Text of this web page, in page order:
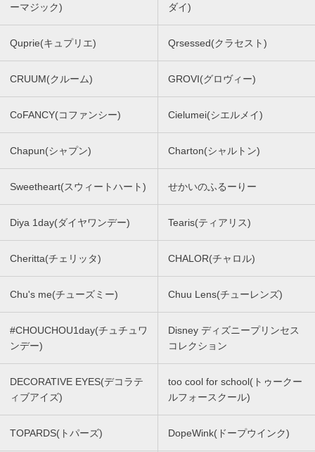
ーマジック)
ダイ)
Quprie(キュプリエ) Qrsessed(クラセスト)
CRUUM(クルーム) GROVI(グロヴィー)
CoFANCY(コファンシー) Cielumei(シエルメイ)
Chapun(シャプン) Charton(シャルトン)
Sweetheart(スウィートハート) せかいのふるーりー
Diya 1day(ダイヤワンデー) Tearis(ティアリス)
Cheritta(チェリッタ) CHALOR(チャロル)
Chu's me(チューズミー) Chuu Lens(チューレンズ)
#CHOUCHOU1day(チュチュワ
ンデー)
Disney ディズニープリンセス
コレクション
DECORATIVE EYES(デコラテ
ィブアイズ)
too cool for school(トゥークー
ルフォースクール)
TOPARDS(トパーズ) DopeWink(ドープウインク)